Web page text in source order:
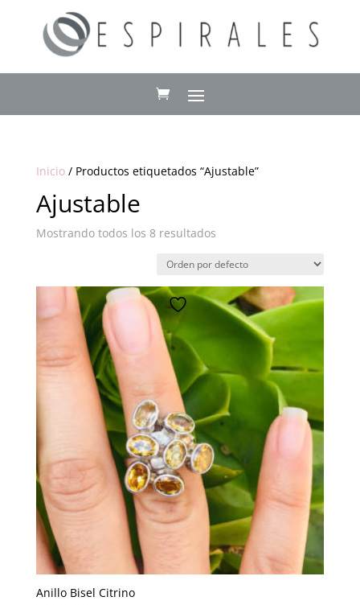
Inicio/ Productos etiquetados “Ajustable”
Ajustable
Mostrando todos los 8 resultados
Anillo Bisel Citrino